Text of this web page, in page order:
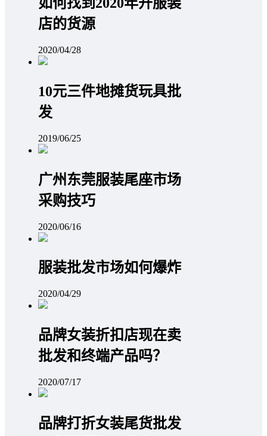
店的货源
2020/04/28
10元三件地摊货玩具批
发
2019/06/25
广州东莞服装尾座市场
采购技巧
2020/06/16
服装批发市场如何爆炸
2020/04/29
品牌女装折扣店现在卖
批发和终端产品吗？
2020/07/17
品牌打折女装尾货批发